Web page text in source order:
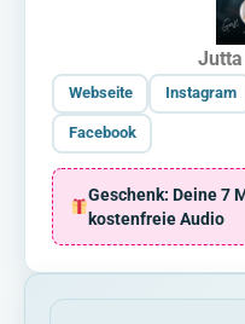
Jutta
Webseite Instagram
Facebook
Geschenk: Deine 7
kostenfreie Audio